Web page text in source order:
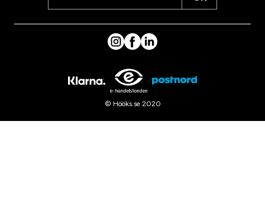
© Hööks.se 2020